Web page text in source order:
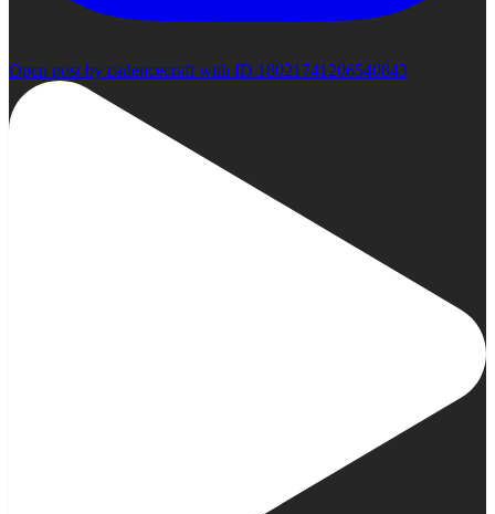
Open post by cadencecraft with ID 18021741206540843